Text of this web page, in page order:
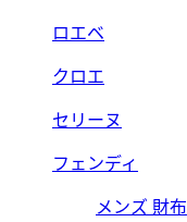
ロエベ
クロエ
セリーヌ
フェンディ
メンズ 財布